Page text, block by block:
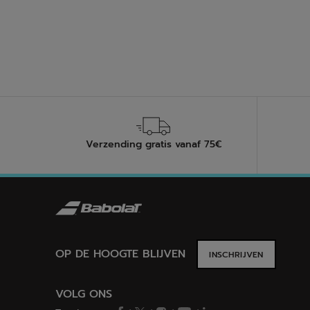
Verzending gratis vanaf 75€
OP DE HOOGTE BLIJVEN INSCHRIJVEN
VOLG ONS